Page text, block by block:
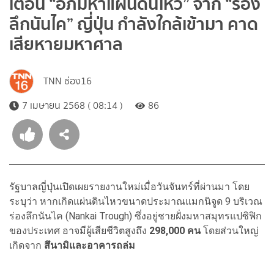
ลึกนันไค” ญี่ปุ่น กำลังใกล้เข้ามา คาด
เสียหายมหาศาล
TNN ช่อง16
7 เมษายน 2568 ( 08:14 )
86
รัฐบาลญี่ปุ่นเปิดเผยรายงานใหม่เมื่อวันจันทร์ที่ผ่านมา โดย
ระบุว่า หากเกิดแผ่นดินไหวขนาดประมาณแมกนิจูด 9 บริเวณ
ร่องลึกนันไค (Nankai Trough) ซึ่งอยู่ชายฝั่งมหาสมุทรแปซิฟิก
ของประเทศ อาจมีผู้เสียชีวิตสูงถึง 298,000 คนโดยส่วนใหญ่
เกิดจาก สึนามิและอาคารถล่ม